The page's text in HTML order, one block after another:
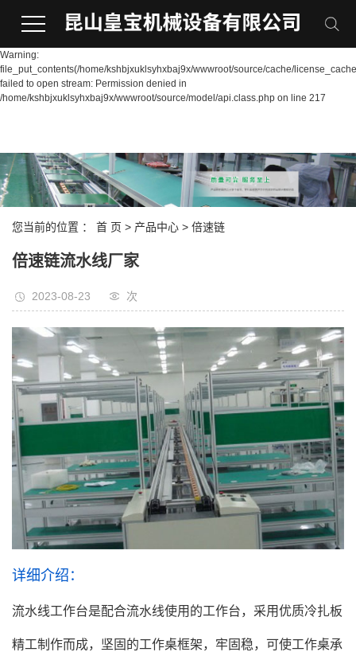
Warning:
file_put_contents(/home/kshbjxuklsyhxbaj9x/wwwroot/source/cache/
failed to open stream: Permission denied in
/home/kshbjxuklsyhxbaj9x/wwwroot/source/model/api.class.php on line 217
您当前的位置 ： 首 页 > 产品中心 > 倍速链
倍速链流水线厂家
2023-08-23 次
详细介绍：
流水线工作台是配合流水线使用的工作台，采用优质冷扎板
精工制作而成，坚固的工作桌框架，牢固稳，可使工作桌承